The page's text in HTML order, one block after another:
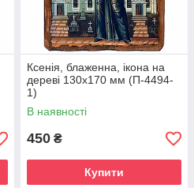
Ксенія, блаженна, ікона на
дереві 130х170 мм (П-4494-
1)
В наявності
450 ₴
Купити